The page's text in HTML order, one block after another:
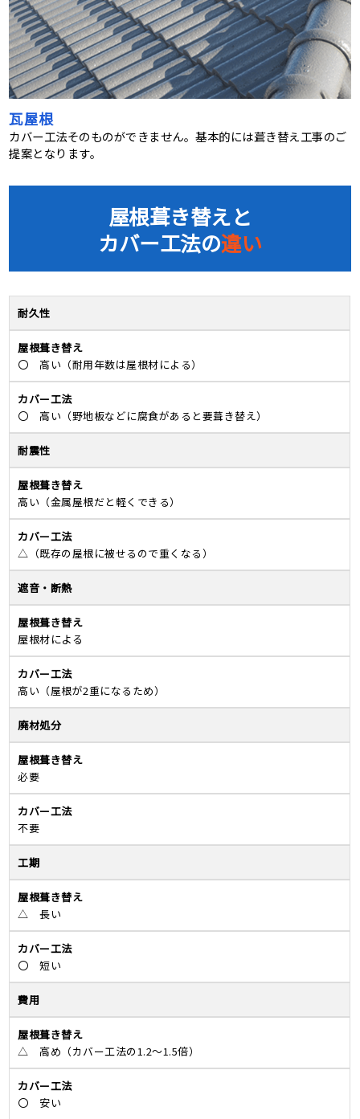
瓦屋根
カバー工法そのものができません。基本的には葺き替え工事のご
提案となります。
屋根葺き替えと
カバー工法の違い
耐久性
〇 高い （耐用年数は屋根材による）
〇 高い （野地板などに腐食があると要葺き替え）
耐震性
高い （金属屋根だと軽くできる）
△ （既存の屋根に被せるので重くなる）
遮音・断熱
屋根材による
高い （屋根が2重になるため）
廃材処分
必要
不要
工期
△ 長い
〇 短い
費用
△ 高め （カバー工法の1.2～1.5倍）
〇 安い